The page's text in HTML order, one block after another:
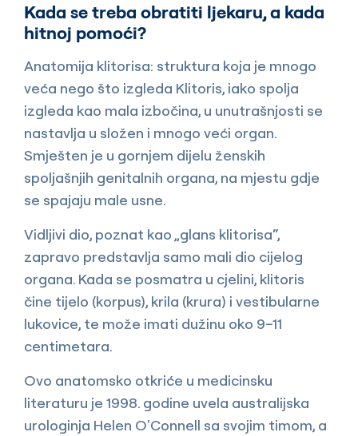
Kada se treba obratiti ljekaru, a kada
hitnoj pomoći?
Anatomija klitorisa: struktura koja je mnogo
veća nego što izgleda Klitoris, iako spolja
izgleda kao mala izbočina, u unutrašnjosti se
nastavlja u složen i mnogo veći organ.
Smješten je u gornjem dijelu ženskih
spoljašnjih genitalnih organa, na mjestu gdje
se spajaju male usne.
Vidljivi dio, poznat kao „glans klitorisa“,
zapravo predstavlja samo mali dio cijelog
organa. Kada se posmatra u cjelini, klitoris
čine tijelo (korpus), krila (krura) i vestibularne
lukovice, te može imati dužinu oko 9–11
centimetara.
Ovo anatomsko otkriće u medicinsku
literaturu je 1998. godine uvela australijska
urologinja Helen O'Connell sa svojim timom, a